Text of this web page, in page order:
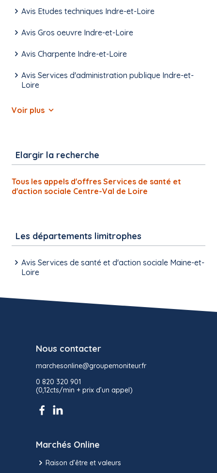
Avis Etudes techniques Indre-et-Loire
Avis Gros oeuvre Indre-et-Loire
Avis Charpente Indre-et-Loire
Avis Services d'administration publique Indre-et-
Loire
Voir plus
Elargir la recherche
Tous les appels d'offres Services de santé et
d'action sociale Centre-Val de Loire
Les départements limitrophes
Avis Services de santé et d'action sociale Maine-et-
Loire
Nous contacter
marchesonline@groupemoniteur.fr
0 820 320 901
(0,12cts/min + prix d’un appel)
Marchés Online
Raison d’être et valeurs